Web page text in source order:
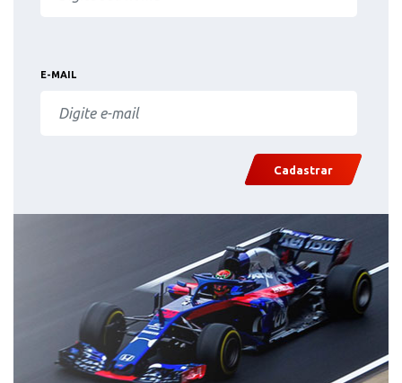
E-MAIL
Cadastrar